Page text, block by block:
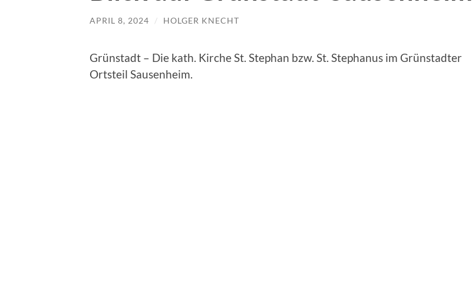
APRIL 8, 2024 / HOLGER KNECHT
Grünstadt – Die kath. Kirche St. Stephan bzw. St. Stephanus im Grünstadter
Ortsteil Sausenheim.